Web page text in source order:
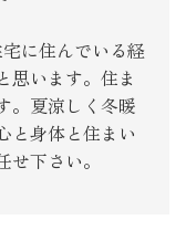
に住んでいる経
思います。住ま
。夏涼しく冬暖
と身体と住まい
下さい。